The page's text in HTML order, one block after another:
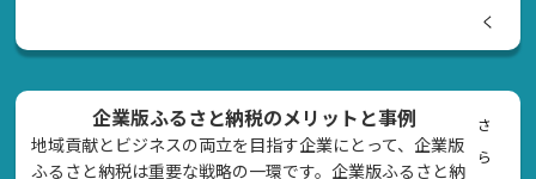
く
企業版ふるさと納税のメリットと事例
地域貢献とビジネスの両立を目指す企業にとって、企業版
ふるさと納税は重要な戦略の一環です。企業版ふるさと納
さ
ら